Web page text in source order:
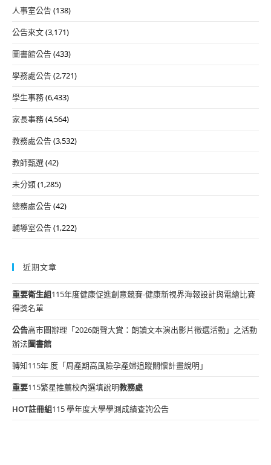
人事室公告(138)
公告來文(3,171)
圖書館公告(433)
學務處公告(2,721)
學生事務(6,433)
家長事務(4,564)
教務處公告(3,532)
教師甄選(42)
未分類(1,285)
總務處公告(42)
輔導室公告(1,222)
近期文章
重要衛生組115年度健康促進創意競賽-健康新視界海報設計與電繪比賽
得獎名單
公告高市圖辦理「2026朗聲大賞：朗讀文本演出影片徵選活動」之活動
辦法圖書館
轉知115年 度「周產期高風險孕產婦追蹤關懷計畫說明」
重要115繁星推薦校內選填說明教務處
HOT註冊組115 學年度大學學測成績查詢公告